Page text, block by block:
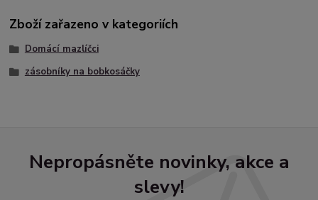
Zboží zařazeno v kategoriích
Domácí mazlíčci
zásobníky na bobkosáčky
Nepropásněte novinky, akce a
slevy!